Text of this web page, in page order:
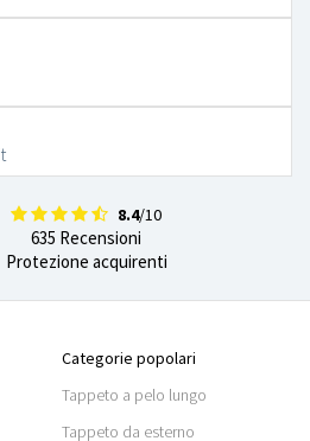
8.4/10
635 Recensioni
Protezione acquirenti
Categorie popolari
Tappeto a pelo lungo
Tappeto da esterno